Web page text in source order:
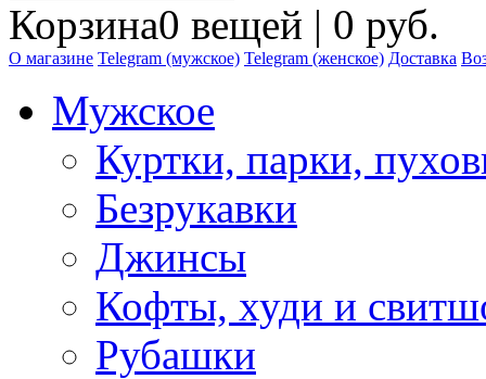
Корзина0 вещей | 0 руб.
О магазине Telegram (мужское) Telegram (женское) Доставка
Мужское
Куртки, парки,
Безрукавки
Джинсы
Кофты, худи и
Рубашки